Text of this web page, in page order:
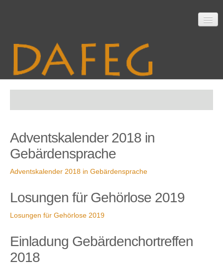
Mitarbeit
Themen
Kontakt
Adventskalender 2018 in
Gebärdensprache
Adventskalender 2018 in Gebärdensprache
Losungen für Gehörlose 2019
Losungen für Gehörlose 2019
Einladung Gebärdenchortreffen
2018